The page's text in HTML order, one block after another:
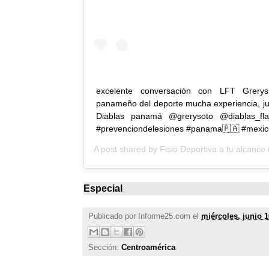
excelente conversación con LFT
panameño del deporte mucha experiencia,
Diablas panamá @grerysoto
#prevenciondelesiones #panama🇵🇦
A post shared by Fisio Deportiva a tu alcance
Especial
Publicado por Informe25.com el miércoles, junio
Sección: Centroamérica